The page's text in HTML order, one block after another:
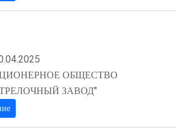
ОБЩЕСТВО
ЗАВОД"